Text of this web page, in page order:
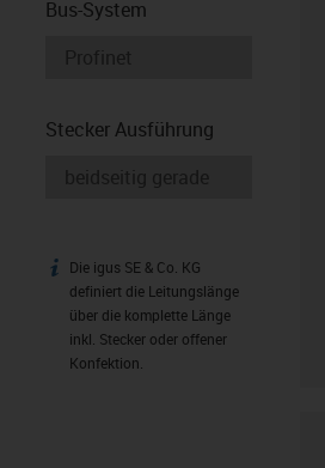
Bus-System
Stecker Ausführung
igus-icon-info
Die igus SE & Co. KG
definiert die Leitungslänge
über die komplette Länge
inkl. Stecker oder offener
Konfektion.